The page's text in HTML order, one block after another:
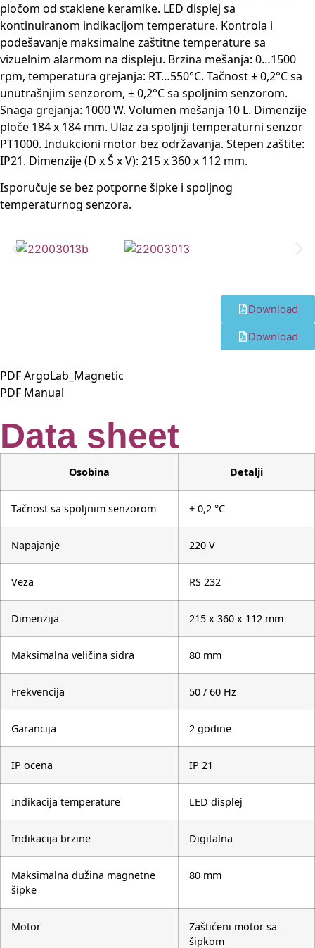
pločom od staklene keramike. LED displej sa
kontinuiranom indikacijom temperature. Kontrola i
podešavanje maksimalne zaštitne temperature sa
vizuelnim alarmom na displeju. Brzina mešanja: 0…1500
rpm, temperatura grejanja: RT…550°C. Tačnost ± 0,2°C sa
unutrašnjim senzorom, ± 0,2°C sa spoljnim senzorom.
Snaga grejanja: 1000 W. Volumen mešanja 10 L. Dimenzije
ploče 184 x 184 mm. Ulaz za spoljnji temperaturni senzor
PT1000. Indukcioni motor bez održavanja. Stepen zaštite:
IP21. Dimenzije (D x Š x V): 215 x 360 x 112 mm.
Isporučuje se bez potporne šipke i spoljnog
temperaturnog senzora.
Download
Download
PDF ArgoLab_Magnetic
PDF Manual
Data sheet
Osobina Detalji
Tačnost sa spoljnim senzorom ± 0,2 °C
Napajanje 220 V
Veza RS 232
Dimenzija 215 x 360 x 112 mm
Maksimalna veličina sidra 80 mm
Frekvencija 50 / 60 Hz
Garancija 2 godine
IP ocena IP 21
Indikacija temperature LED displej
Indikacija brzine Digitalna
Maksimalna dužina magnetne
šipke
80 mm
Motor
Zaštićeni motor sa
šipkom